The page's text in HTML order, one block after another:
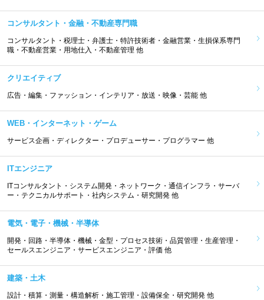
コンサルタント・金融・不動産専門職
コンサルタント・税理士・弁護士・特許技術者・金融営業・生損保系専門
職・不動産営業・用地仕入・不動産管理 他
クリエイティブ
広告・編集・ファッション・インテリア・放送・映像・芸能 他
WEB・インターネット・ゲーム
サービス企画・ディレクター・プロデューサー・プログラマー 他
ITエンジニア
ITコンサルタント・システム開発・ネットワーク・通信インフラ・サーバ
ー・テクニカルサポート・社内システム・研究開発 他
電気・電子・機械・半導体
開発・回路・半導体・機械・金型・プロセス技術・品質管理・生産管理・
セールスエンジニア・サービスエンジニア・評価 他
建築・土木
設計・積算・測量・構造解析・施工管理・設備保全・研究開発 他